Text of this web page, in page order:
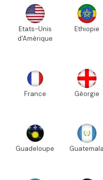
Etats-Unis
d'Amérique
Ethiopie
France Géorgie
Guadeloupe Guatemala